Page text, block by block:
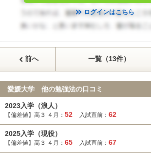
ログインはこちら
前へ 一覧（13件）
愛媛大学 他の勉強法の口コミ
2023入学（浪人）
【偏差値】高３ ４月： 52 入試直前： 62
2025入学（現役）
【偏差値】高３ ４月： 65 入試直前： 67